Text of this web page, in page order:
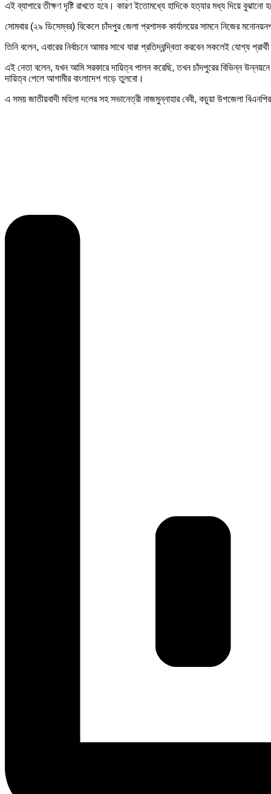
এই ব্যাপারে তীক্ষণ দৃষ্টি রাখতে হবে। কারণ ইতোমধ্যে হাদিকে হত্যার মধ্য দিয়ে
সোমবার (২৯ ডিসেম্বর) বিকেলে চাঁদপুর জেলা প্রশাসক কার্যালয়ের সামনে নিজের
তিনি বলেন, এবারের নির্বাচনে আমার সাথে যারা প্রতিদ্বন্দ্বিতা করবেন সকলেই যোগ্য
এই নেতা বলেন, যখন আমি সরকারে দায়িত্ব পালন করেছি, তখন চাঁদপুরের বিভিন্ন উন্নয়নে
দায়িত্ব পেলে আগামীর বাংলাদেশ গড়ে তুলবো।
এ সময় জাতীয়বাদী মহিলা দলের সহ সভানেত্রী নাজমুন্নাহার বেবী, কচুয়া উপজেলা